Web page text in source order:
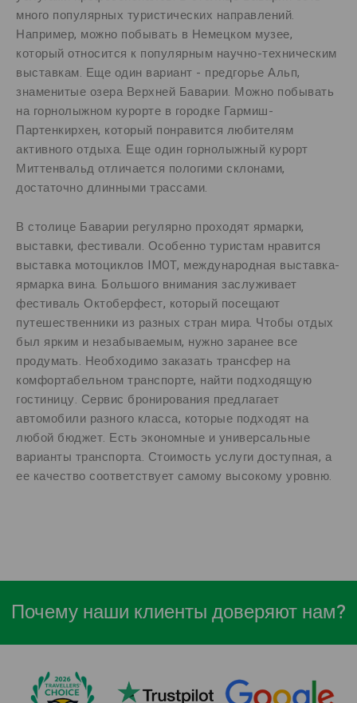
много популярных туристических направлений.
Например, можно побывать в Немецком музее,
который относится к популярным научно-техническим
выставкам. Еще один вариант - предгорье Альп,
знаменитые озера Верхней Баварии. Можно побывать
на горнолыжном курорте в городке Гармиш-
Партенкирхен, который понравится любителям
активного отдыха. Еще один горнолыжный курорт
Миттенвальд отличается пологими склонами,
достаточно длинными трассами.
В столице Баварии регулярно проходят ярмарки,
выставки, фестивали. Особенно туристам нравится
выставка мотоциклов IMOT, международная выставка-
ярмарка вина. Большого внимания заслуживает
фестиваль Октоберфест, который посещают
путешественники из разных стран мира. Чтобы отдых
был ярким и незабываемым, нужно заранее все
продумать. Необходимо заказать трансфер на
комфортабельном транспорте, найти подходящую
гостиницу. Сервис бронирования предлагает
автомобили разного класса, которые подходят на
любой бюджет. Есть экономные и универсальные
варианты транспорта. Стоимость услуги доступная, а
ее качество соответствует самому высокому уровню.
Почему наши клиенты доверяют нам?